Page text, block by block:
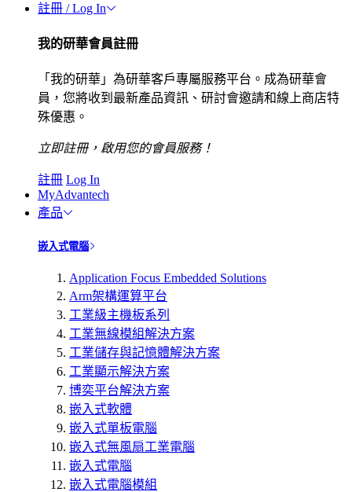
註冊 / Log In
我的研華會員註冊
「我的研華」為研華客戶專屬服務平台。成為研華會
員，您將收到最新產品資訊、研討會邀請和線上商店特
殊優惠。
立即註冊，啟用您的會員服務！
註冊 Log In
MyAdvantech
產品
嵌入式電腦
Application Focus Embedded Solutions
Arm架構運算平台
工業級主機板系列
工業無線模組解決方案
工業儲存與記憶體解決方案
工業顯示解決方案
博奕平台解決方案
嵌入式軟體
嵌入式單板電腦
嵌入式無風扇工業電腦
嵌入式電腦
嵌入式電腦模組